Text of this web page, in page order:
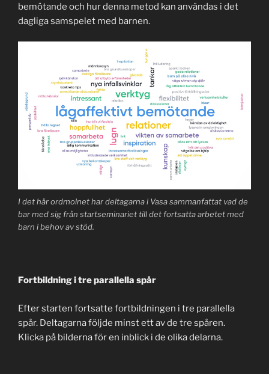
bemötande och hur denna metod kan användas i det
dagliga samspelet med barnen.
I det här ordmolnet har deltagarna i Vasa sammanfattat vad de
bar med sig från startseminariet till det fortsatta arbetet med
barn i behov av stöd.
Fortbildning i tre parallella spår
Efter starten fortsatte fortbildningen i tre parallella
spår. Deltagarna följde minst ett av de tre spåren.
Klicka på bilderna för en inblick i de olika delarna.